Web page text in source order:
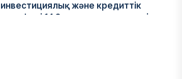
инвестициялық және кредиттік
портфелі 14,3 трлн теңгеге жетті